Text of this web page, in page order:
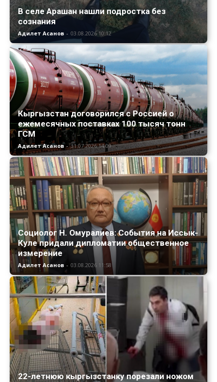
В селе Арашан нашли подростка без
сознания
Адилет Асанов - 03.08.2026 10:12
Кыргызстан договорился с Россией о
ежемесячных поставках 100 тысяч тонн
ГСМ
Адилет Асанов - 31.07.2026 14:09
Социолог Н. Омуралиев: События на Иссык-
Куле придали дипломатии общественное
измерение
Адилет Асанов - 03.08.2026 11:58
22-летнюю кыргызстанку порезали ножом